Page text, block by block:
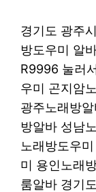
경기도 광주
방도우미 알
R9996 눌러
우미 곤지암
광주노래방
방알바 성남
노래방도우
미 용인노래
룸알바 경기